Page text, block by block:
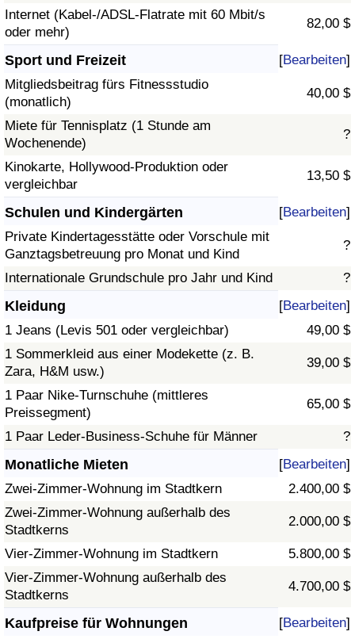
Internet (Kabel-/ADSL-Flatrate mit 60 Mbit/s
oder mehr)
82,00 $
Sport und Freizeit [Bearbeiten]
Mitgliedsbeitrag fürs Fitnessstudio
(monatlich)
40,00 $
Miete für Tennisplatz (1 Stunde am
Wochenende)
?
Kinokarte, Hollywood-Produktion oder
vergleichbar
13,50 $
Schulen und Kindergärten [Bearbeiten]
Private Kindertagesstätte oder Vorschule mit
Ganztagsbetreuung pro Monat und Kind
?
Internationale Grundschule pro Jahr und Kind ?
Kleidung [Bearbeiten]
1 Jeans (Levis 501 oder vergleichbar)
49,00 $
1 Sommerkleid aus einer Modekette (z. B.
Zara, H&M usw.)
39,00 $
1 Paar Nike-Turnschuhe (mittleres
Preissegment)
65,00 $
1 Paar Leder-Business-Schuhe für Männer ?
Monatliche Mieten [Bearbeiten]
Zwei-Zimmer-Wohnung im Stadtkern
2.400,00 $
Zwei-Zimmer-Wohnung außerhalb des
Stadtkerns
2.000,00 $
Vier-Zimmer-Wohnung im Stadtkern
5.800,00 $
Vier-Zimmer-Wohnung außerhalb des
Stadtkerns
4.700,00 $
Kaufpreise für Wohnungen [Bearbeiten]